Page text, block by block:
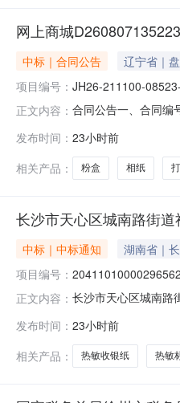
网上商城
中标｜合同公告 辽宁省｜
项目编号： JH26-211100-
正文内容： 合同公告一、合同编
方）：辽宁芮同商贸
发布时间： 23小时前
相关产品：
粉盒 相纸
长沙市天心区城南路街
中标｜中标通知 湖南省｜
项目编号：
正文内容： 长沙市天心区城南路
名称：湖南省长沙市
社会
发布时间： 23小时前
相关产品：
热敏收银纸 热敏